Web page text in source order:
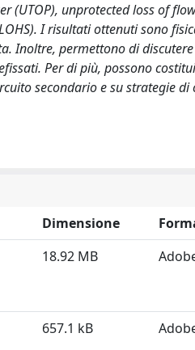
unprotected loss of
I risultati ottenuti sono
Inoltre, permettono di
Per di più, possono
secondario e su strategie
Dimensione
18.92 MB
657.1 kB